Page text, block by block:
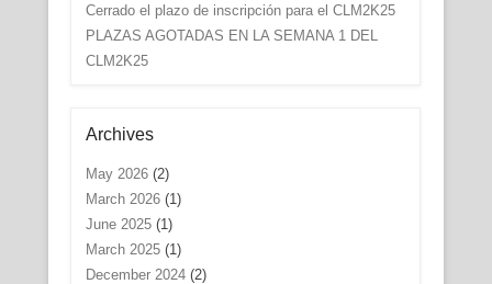
Cerrado el plazo de inscripción para el CLM2K25
PLAZAS AGOTADAS EN LA SEMANA 1 DEL
CLM2K25
Archives
May 2026(2)
March 2026(1)
June 2025(1)
March 2025(1)
December 2024(2)